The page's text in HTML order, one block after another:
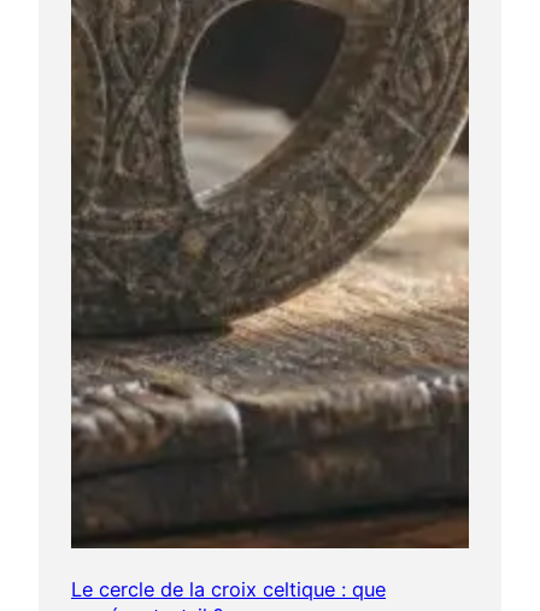
Le cercle de la croix celtique : que